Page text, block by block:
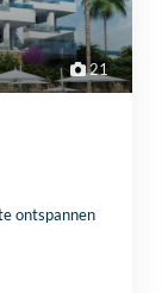
21
ontspannen